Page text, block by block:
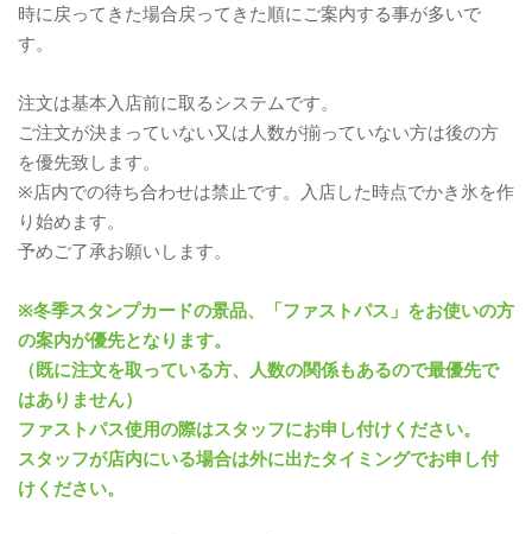
時に戻ってきた場合戻ってきた順にご案内する事が多いで
す。
注文は基本入店前に取るシステムです。
ご注文が決まっていない又は人数が揃っていない方は後の方
を優先致します。
※店内での待ち合わせは禁止です。入店した時点でかき氷を作
り始めます。
予めご了承お願いします。
※冬季スタンプカードの景品、「ファストパス」をお使いの方
の案内が優先となります。
（既に注文を取っている方、人数の関係もあるので最優先で
はありません）
ファストパス使用の際はスタッフにお申し付けください。
スタッフが店内にいる場合は外に出たタイミングでお申し付
けください。